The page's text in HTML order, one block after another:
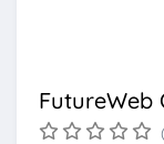
FutureWeb